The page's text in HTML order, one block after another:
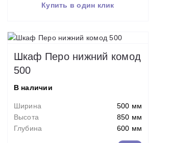
Купить в один клик
Шкаф Перо нижний комод
500
В наличии
Ширина
500 мм
Высота
850 мм
Глубина
600 мм